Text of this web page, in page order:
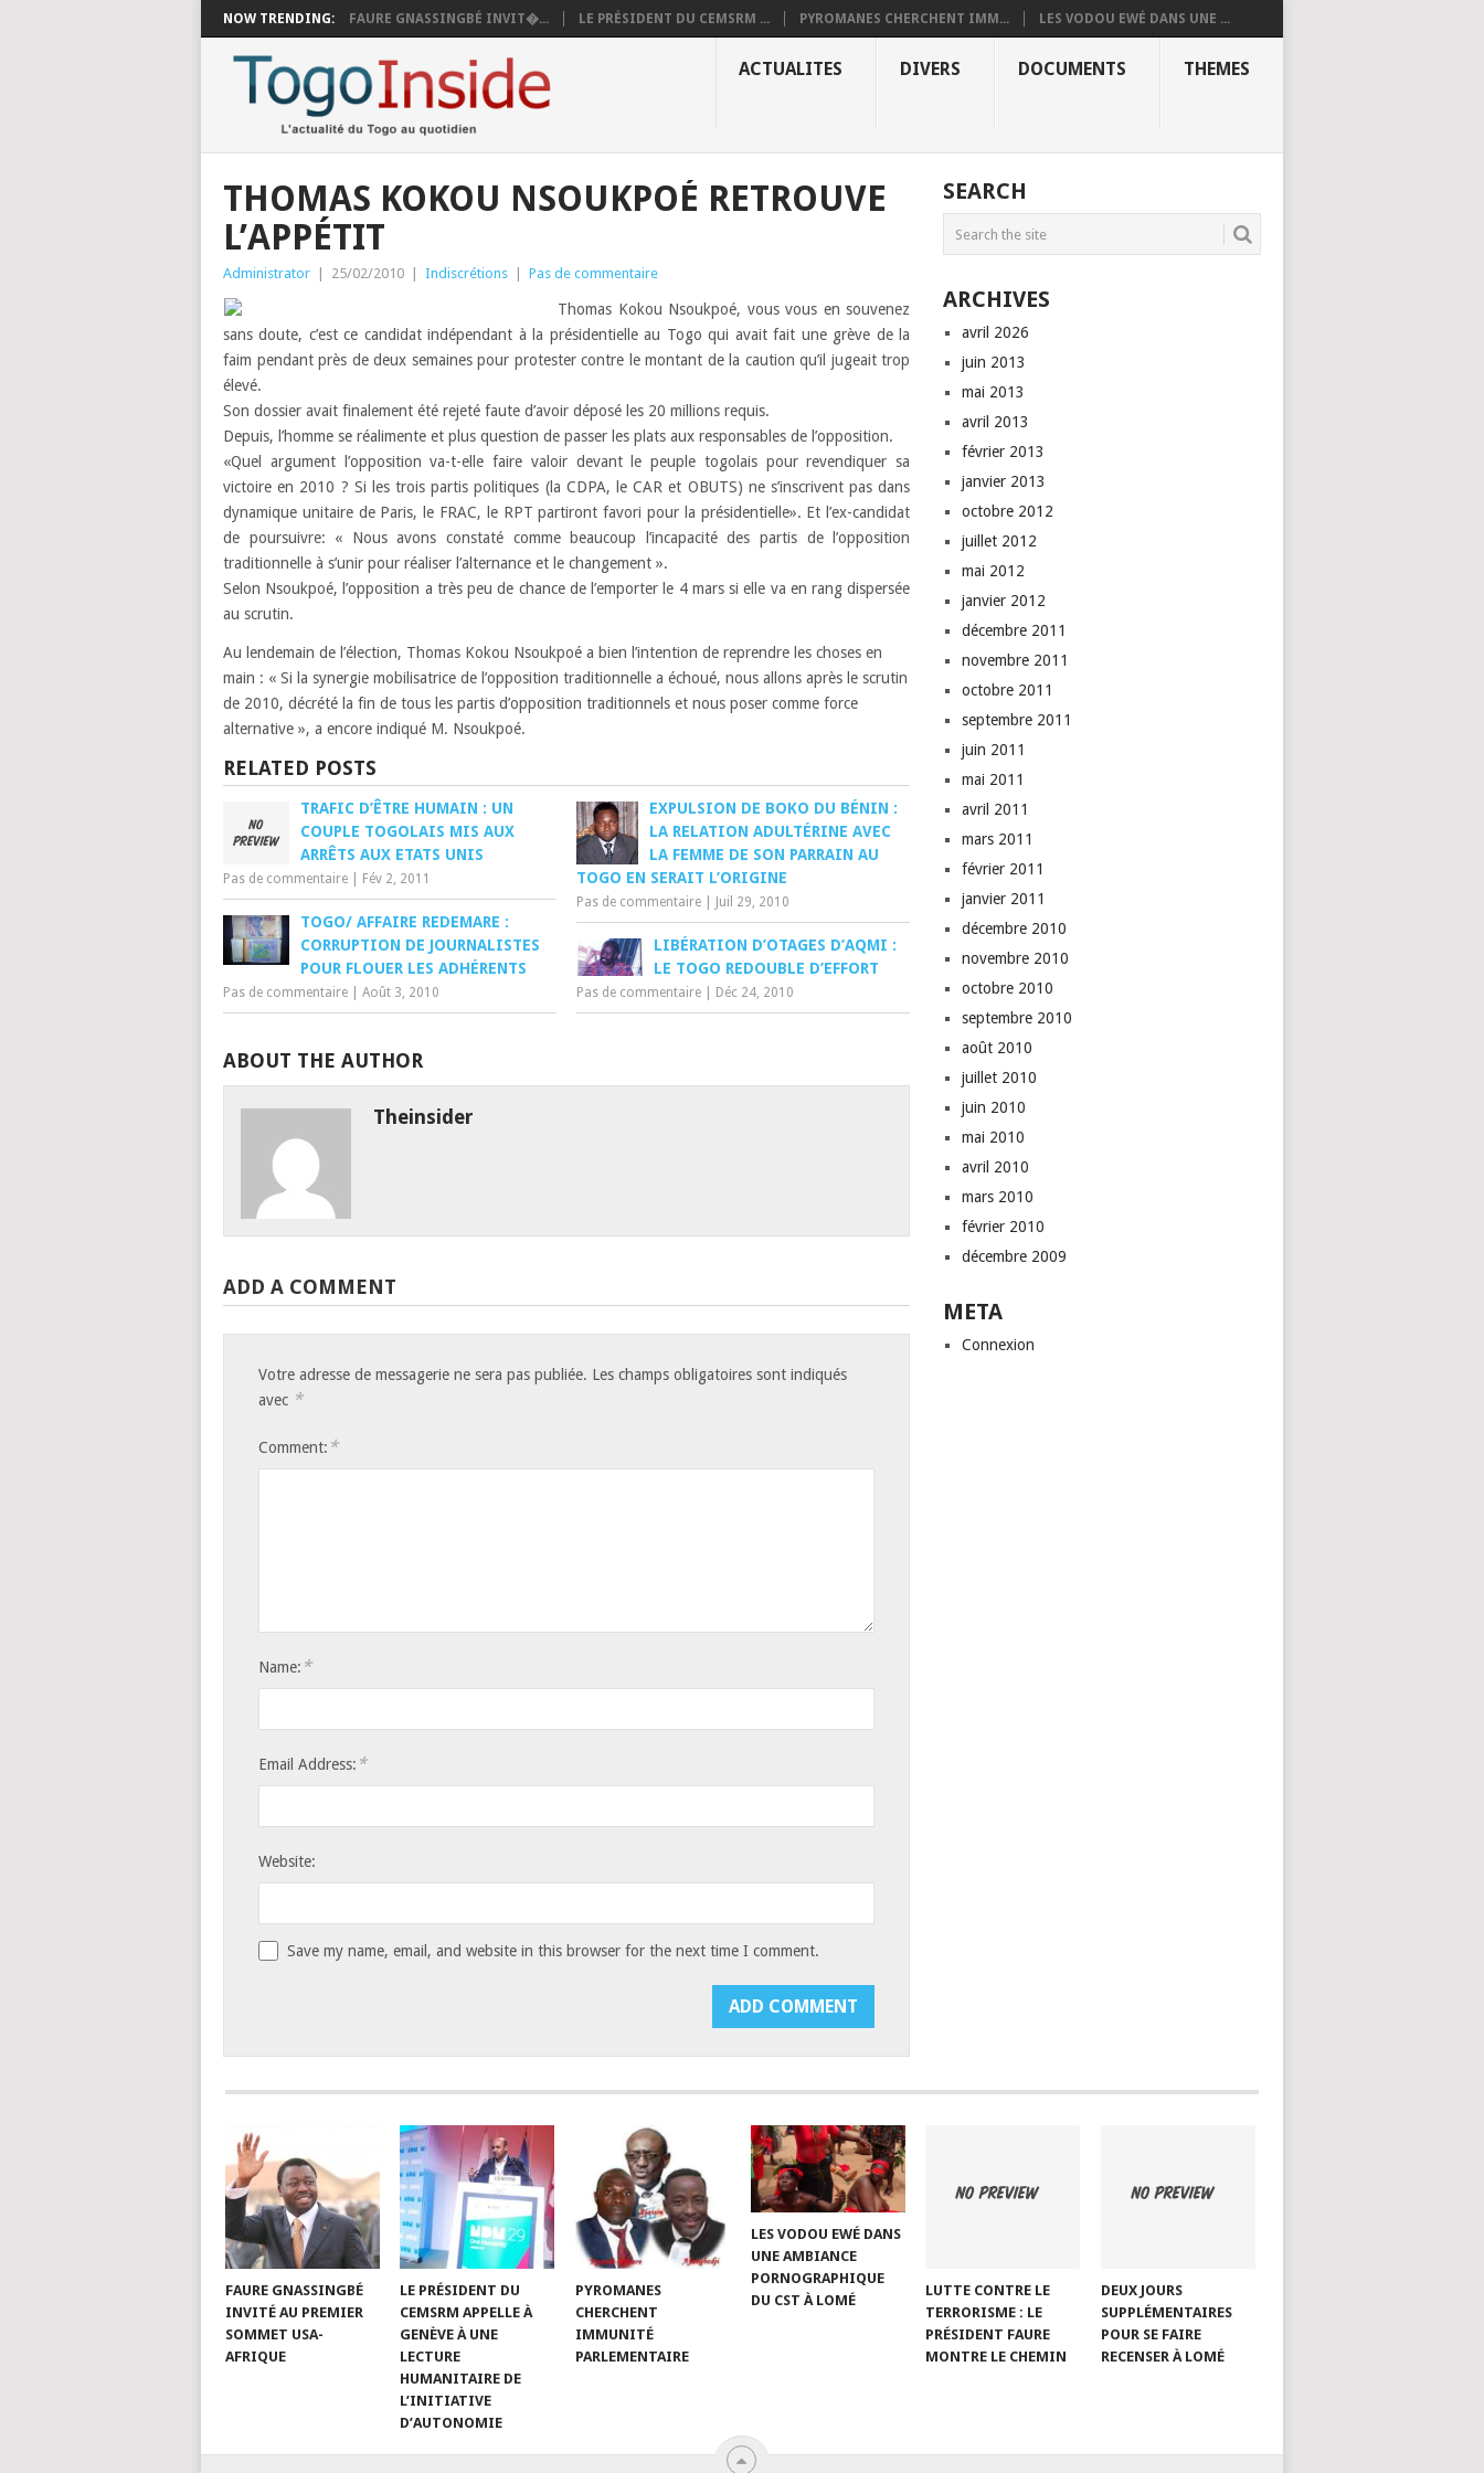
NOW TRENDING: FAURE GNASSINGBÉ INVIT�... LE PRÉSIDENT DU CEMSRM ... PYROMANES CHERCHENT IMM... LES VODOU EWÉ DANS UNE ...
ACTUALITES DIVERS DOCUMENTS THEMES
THOMAS KOKOU NSOUKPOÉ RETROUVE
L’APPÉTIT
Administrator 25/02/2010 Indiscrétions Pas de commentaire
Thomas Kokou Nsoukpoé, vous vous en souvenez
sans doute, c’est ce candidat indépendant à la présidentielle au Togo qui avait fait une grève de la
faim pendant près de deux semaines pour protester contre le montant de la caution qu’il jugeait trop
élevé.
Son dossier avait finalement été rejeté faute d’avoir déposé les 20 millions requis.
Depuis, l’homme se réalimente et plus question de passer les plats aux responsables de l’opposition.
«Quel argument l’opposition va-t-elle faire valoir devant le peuple togolais pour revendiquer sa
victoire en 2010 ? Si les trois partis politiques (la CDPA, le CAR et OBUTS) ne s’inscrivent pas dans
dynamique unitaire de Paris, le FRAC, le RPT partiront favori pour la présidentielle». Et l’ex-candidat
de poursuivre: « Nous avons constaté comme beaucoup l’incapacité des partis de l’opposition
traditionnelle à s’unir pour réaliser l’alternance et le changement ».
Selon Nsoukpoé, l’opposition a très peu de chance de l’emporter le 4 mars si elle va en rang dispersée
au scrutin.
Au lendemain de l’élection, Thomas Kokou Nsoukpoé a bien l’intention de reprendre les choses en
main : « Si la synergie mobilisatrice de l’opposition traditionnelle a échoué, nous allons après le scrutin
de 2010, décrété la fin de tous les partis d’opposition traditionnels et nous poser comme force
alternative », a encore indiqué M. Nsoukpoé.
RELATED POSTS
TRAFIC D’ÊTRE HUMAIN : UN
COUPLE TOGOLAIS MIS AUX
ARRÊTS AUX ETATS UNIS
Pas de commentaire Fév 2, 2011
EXPULSION DE BOKO DU BÉNIN :
LA RELATION ADULTÉRINE AVEC
LA FEMME DE SON PARRAIN AU
TOGO EN SERAIT L’ORIGINE
Pas de commentaire Juil 29, 2010
TOGO/ AFFAIRE REDEMARE :
CORRUPTION DE JOURNALISTES
POUR FLOUER LES ADHÉRENTS
Pas de commentaire Août 3, 2010
LIBÉRATION D’OTAGES D’AQMI :
LE TOGO REDOUBLE D’EFFORT
Pas de commentaire Déc 24, 2010
ABOUT THE AUTHOR
Theinsider
ADD A COMMENT
Votre adresse de messagerie ne sera pas publiée. Les champs obligatoires sont indiqués
avec *
Comment: *
Name: *
Email Address: *
Website:
Save my name, email, and website in this browser for the next time I comment.
SEARCH
ARCHIVES
avril 2026
juin 2013
mai 2013
avril 2013
février 2013
janvier 2013
octobre 2012
juillet 2012
mai 2012
janvier 2012
décembre 2011
novembre 2011
octobre 2011
septembre 2011
juin 2011
mai 2011
avril 2011
mars 2011
février 2011
janvier 2011
décembre 2010
novembre 2010
octobre 2010
septembre 2010
août 2010
juillet 2010
juin 2010
mai 2010
avril 2010
mars 2010
février 2010
décembre 2009
META
Connexion
FAURE GNASSINGBÉ
INVITÉ AU PREMIER
SOMMET USA-
AFRIQUE
LE PRÉSIDENT DU
CEMSRM APPELLE À
GENÈVE À UNE
LECTURE
HUMANITAIRE DE
L’INITIATIVE
D’AUTONOMIE
PYROMANES
CHERCHENT
IMMUNITÉ
PARLEMENTAIRE
LES VODOU EWÉ DANS
UNE AMBIANCE
PORNOGRAPHIQUE
DU CST À LOMÉ
LUTTE CONTRE LE
TERRORISME : LE
PRÉSIDENT FAURE
MONTRE LE CHEMIN
DEUX JOURS
SUPPLÉMENTAIRES
POUR SE FAIRE
RECENSER À LOMÉ